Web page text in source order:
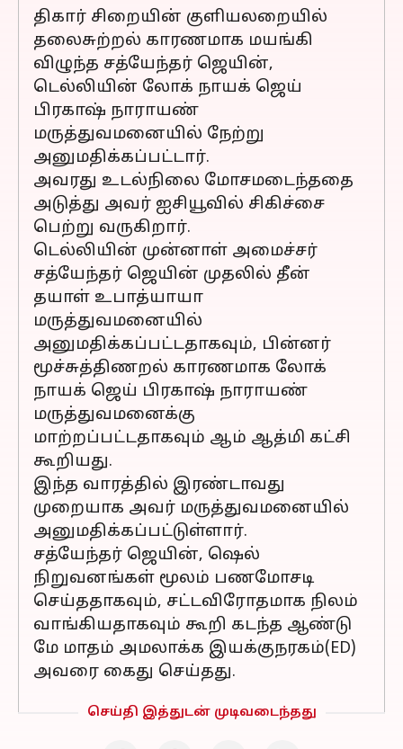
திகார் சிறையின் குளியலறையில்
தலைசுற்றல் காரணமாக மயங்கி
விழுந்த சத்யேந்தர் ஜெயின்,
டெல்லியின் லோக் நாயக் ஜெய்
பிரகாஷ் நாராயண்
மருத்துவமனையில் நேற்று
அனுமதிக்கப்பட்டார்.
அவரது உடல்நிலை மோசமடைந்ததை
அடுத்து அவர் ஐசியூவில் சிகிச்சை
பெற்று வருகிறார்.
டெல்லியின் முன்னாள் அமைச்சர்
சத்யேந்தர் ஜெயின் முதலில் தீன்
தயாள் உபாத்யாயா
மருத்துவமனையில்
அனுமதிக்கப்பட்டதாகவும், பின்னர்
மூச்சுத்திணறல் காரணமாக லோக்
நாயக் ஜெய் பிரகாஷ் நாராயண்
மருத்துவமனைக்கு
மாற்றப்பட்டதாகவும் ஆம் ஆத்மி கட்சி
கூறியது.
இந்த வாரத்தில் இரண்டாவது
முறையாக அவர் மருத்துவமனையில்
அனுமதிக்கப்பட்டுள்ளார்.
சத்யேந்தர் ஜெயின், ஷெல்
நிறுவனங்கள் மூலம் பணமோசடி
செய்ததாகவும், சட்டவிரோதமாக நிலம்
வாங்கியதாகவும் கூறி கடந்த ஆண்டு
மே மாதம் அமலாக்க இயக்குநரகம்(ED)
அவரை கைது செய்தது.
செய்தி இத்துடன் முடிவடைந்தது